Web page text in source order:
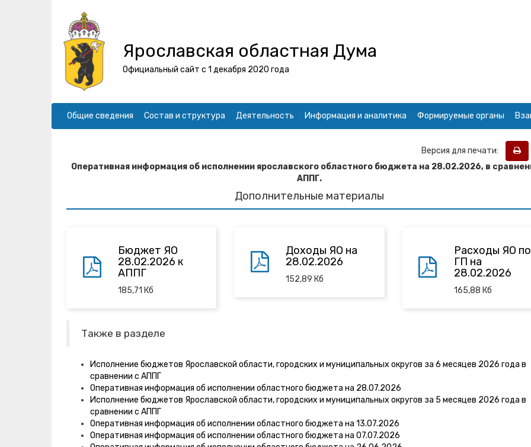
Ярославская областная Дума
Официальный сайт с 1 декабря 2020 года
Общие сведения Состав и структура Деятельность Информация и аналитика Формируемые органы
Версия для печати:
Оперативная информация об исполнении ярославского областного бюджета на 28.02.2026, в
АППГ.
Дополнительные материалы
Бюджет ЯО
28.02.2026 к
АППГ
185,71 Кб
Доходы ЯО на
28.02.2026
152,89 Кб
Расходы ЯО по
ГП на
28.02.2026
165,88 Кб
Также в разделе
Исполнение бюджетов Ярославской области, городских и муниципальных округов за 6 месяцев 2026 года в
сравнении с АППГ
Оперативная информация об исполнении областного бюджета на 28.07.2026
Исполнение бюджетов Ярославской области, городских и муниципальных округов за 5 месяцев 2026 года в
сравнении с АППГ
Оперативная информация об исполнении областного бюджета на 13.07.2026
Оперативная информация об исполнении областного бюджета на 07.07.2026